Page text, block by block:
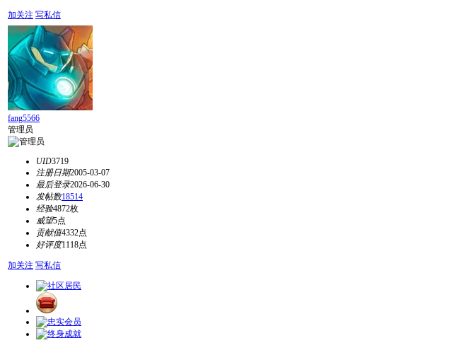
加关注 写私信
fang5566
管理员
UID3719
注册日期2005-03-07
最后登录2026-06-30
发帖数18514
经验4872枚
威望5点
贡献值4332点
好评度1118点
加关注 写私信